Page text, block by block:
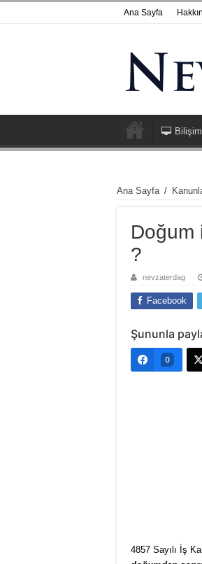
Ana Sayfa
Bilişim
Ana Sayfa /
Doğum
?
nevzaterdag
Facebook
Şununla
0
4857 Sayılı İş